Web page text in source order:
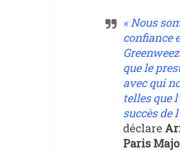
« Nous
confiance
que le
avec qui
telles que
succès de
déclare
Paris